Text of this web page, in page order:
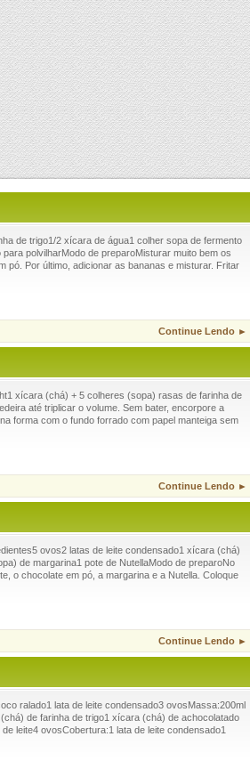
de trigo1/2 xícara de água1 colher sopa de fermento
polvilharModo de preparoMisturar muito bem os
pó. Por último, adicionar as bananas e misturar. Fritar
Continue Lendo ►
xícara (chá) + 5 colheres (sopa) rasas de farinha de
até triplicar o volume. Sem bater, encorpore a
forma com o fundo forrado com papel manteiga sem
Continue Lendo ►
ovos2 latas de leite condensado1 xícara (chá)
de margarina1 pote de NutellaModo de preparoNo
o chocolate em pó, a margarina e a Nutella. Coloque
Continue Lendo ►
ralado1 lata de leite condensado3 ovosMassa:200ml
de farinha de trigo1 xícara (chá) de achocolatado
leite4 ovosCobertura:1 lata de leite condensado1